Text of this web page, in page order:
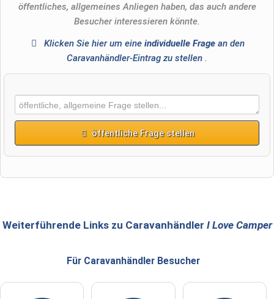
öffentliches, allgemeines Anliegen haben, das auch andere
Besucher interessieren könnte.
Klicken Sie hier um eine individuelle Fragean den
Caravanhändler-Eintrag zu stellen .
öffentliche Frage stellen
E-Mail-Adresse (wird nicht veröffentlicht)
Weiterführende Links zu Caravanhändler I Love Camper
Für Caravanhändler Besucher